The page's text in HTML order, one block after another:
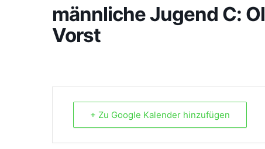
männliche Jugend C:
Vorst
+ Zu Google Kalender hinzufügen